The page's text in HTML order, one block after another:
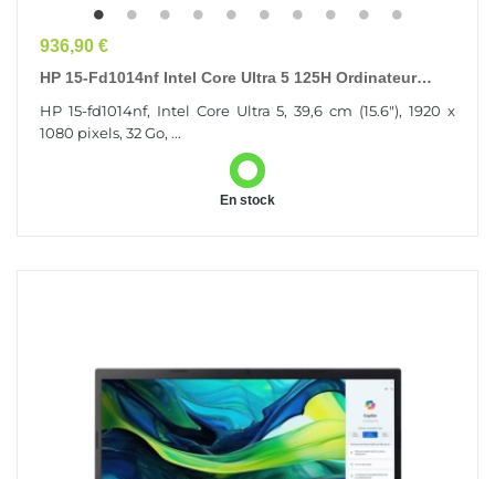
Prix
936,90 €
HP 15-Fd1014nf Intel Core Ultra 5 125H Ordinateur
HP 15-fd1014nf, Intel Core Ultra 5, 39,6 cm (15.6"), 1920 x
1080 pixels, 32 Go, ...
En stock